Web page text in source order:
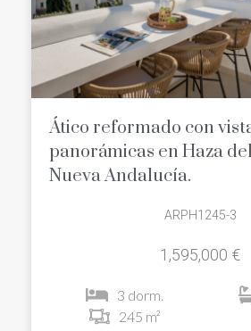
Nueva Andalucia
Ático reformado con
panorámicas en Haza
Nueva Andalucía.
ARPH1245-3
1,595,000 €
3 dorm.
245 m²